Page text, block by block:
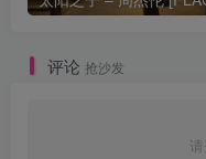
评论 抢沙发